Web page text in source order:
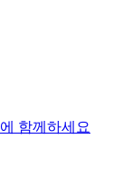
함께하세요